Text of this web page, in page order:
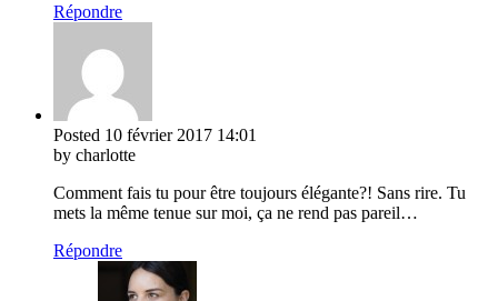
Répondre
Posted 10 février 2017 14:01
by charlotte
Comment fais tu pour être toujours élégante?! Sans rire. Tu
mets la même tenue sur moi, ça ne rend pas pareil…
Répondre